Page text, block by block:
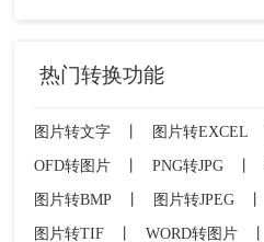
热门转换功能
图片转文字 图片转EXCEL
OFD转图片
PNG转JPG
图片转BMP
丨 图片转JPEG 丨
图片转TIF
丨 WORD转图片 丨